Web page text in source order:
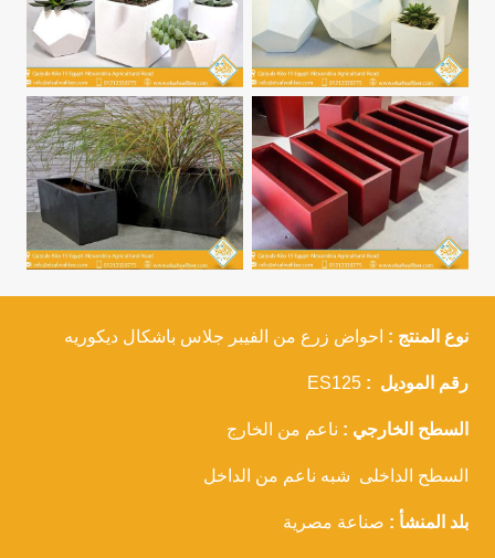
نوع المنتج : احواض زرع من الفيبر جلاس باشكال ديكوريه
رقم الموديل : ES125
السطح الخارجي : ناعم من الخارج
السطح الداخلى شبه ناعم من الداخل
بلد المنشأ : صناعة مصرية